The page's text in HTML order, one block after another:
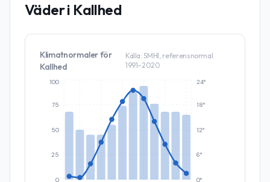
Väder i Kallhed
Klimatnormaler för
Kallhed
Källa: SMHI, referensnormal
1991–2020
0
25
50
75
100
0°
6°
12°
18°
24°